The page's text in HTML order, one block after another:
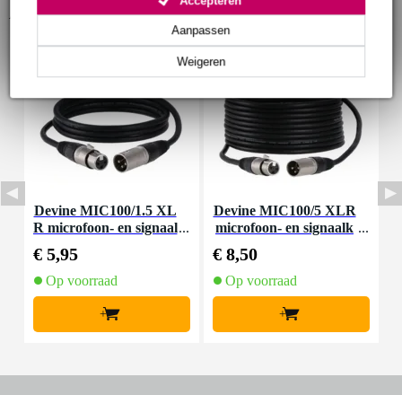
Weigeren
Aanpassen
Accessoires (11)
Devine MIC100/1.5 XL
R microfoon- en signaal
€ 5,95
Op voorraad
+
Devine MIC100/5 XLR
microfoon- en signaalk
€ 8,50
Op voorraad
+